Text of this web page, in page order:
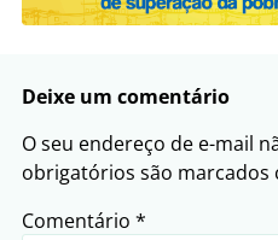
Deixe um comentário
O seu endereço de e-mail
obrigatórios são marcados
Comentário *